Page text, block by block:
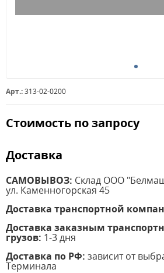
Арт.:313-02-0200
Стоимость по запросу
Доставка
САМОВЫВОЗ: Склад ООО
ул. Каменногорская 45
Доставка транспортной
Доставка заказным
грузов: 1-3 дня
Доставка по РФ: зависит от
Терминала